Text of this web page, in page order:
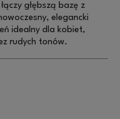
głębszą bazę z
elegancki
idealny dla kobiet,
rudych tonów.